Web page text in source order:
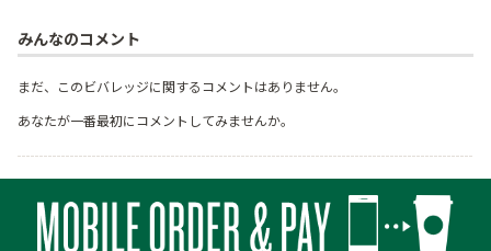
みんなのコメント
まだ、このビバレッジに関するコメントはありません。
あなたが一番最初にコメントしてみませんか。